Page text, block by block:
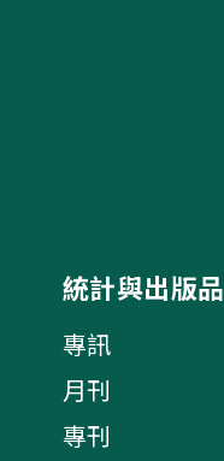
統計與出版品
專訊
月刊
專刊